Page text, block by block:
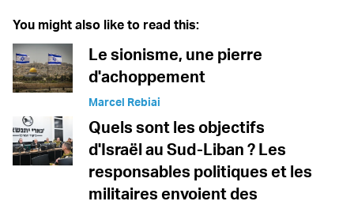
You might also like to read this:
Le sionisme, une pierre
d'achoppement
Marcel Rebiai
Quels sont les objectifs
d'Israël au Sud-Liban ? Les
responsables politiques et les
militaires envoient des